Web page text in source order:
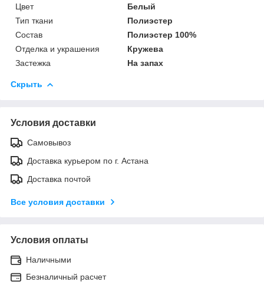
Цвет
Белый
Тип ткани
Полиэстер
Состав
Полиэстер 100%
Отделка и украшения
Кружева
Застежка
На запах
Скрыть
Условия доставки
Самовывоз
Доставка курьером по г. Астана
Доставка почтой
Все условия доставки
Условия оплаты
Наличными
Безналичный расчет